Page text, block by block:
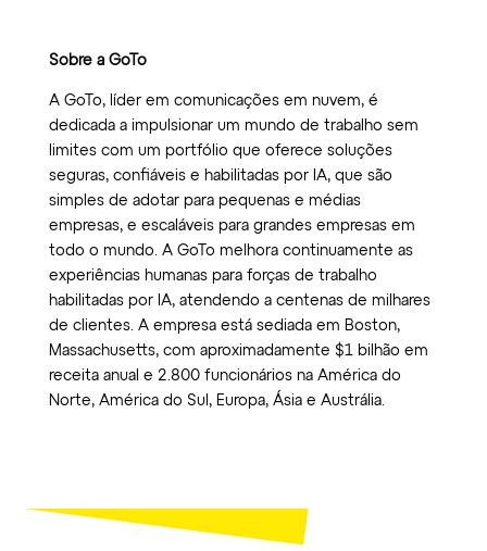
Sobre a GoTo
A GoTo, líder em comunicações em nuvem, é
dedicada a impulsionar um mundo de trabalho sem
limites com um portfólio que oferece soluções
seguras, confiáveis e habilitadas por IA, que são
simples de adotar para pequenas e médias
empresas, e escaláveis para grandes empresas em
todo o mundo. A GoTo melhora continuamente as
experiências humanas para forças de trabalho
habilitadas por IA, atendendo a centenas de milhares
de clientes. A empresa está sediada em Boston,
Massachusetts, com aproximadamente $1 bilhão em
receita anual e 2.800 funcionários na América do
Norte, América do Sul, Europa, Ásia e Austrália.